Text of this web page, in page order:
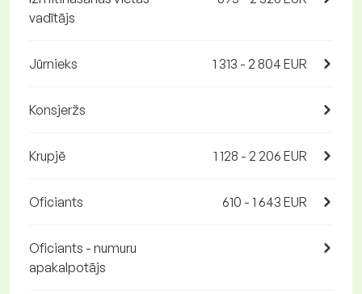
vadītājs
Jūrnieks 1 313 - 2 804 EUR
Konsjeržs
Krupjē 1 128 - 2 206 EUR
Oficiants 610 - 1 643 EUR
Oficiants - numuru
apakalpotājs